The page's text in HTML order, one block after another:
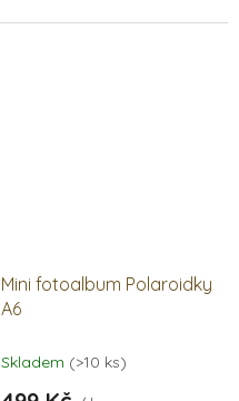
představujete na album
Mini fotoalbum Polaroidky
A6
Skladem (>10 ks)